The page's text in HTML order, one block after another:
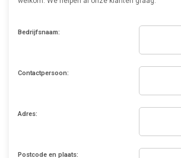
Bedrijfsnaam:
Contactpersoon:
Adres:
Postcode en plaats: